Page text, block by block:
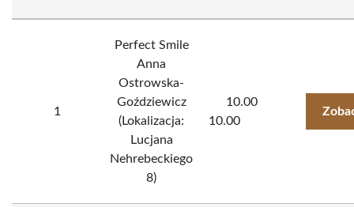
1
Perfect Smile
Anna
Ostrowska-
Goździewicz
(Lokalizacja:
Lucjana
Nehrebeckiego
8)
10.00
10.00